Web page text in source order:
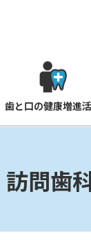
歯と口の健康増進
訪問歯